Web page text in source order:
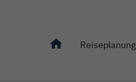
Reiseplanung